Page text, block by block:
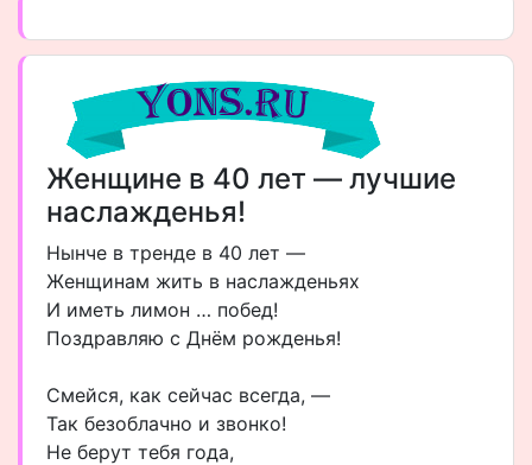
Женщине в 40 лет — лучшие
наслажденья!
Нынче в тренде в 40 лет —
Женщинам жить в наслажденьях
И иметь лимон … побед!
Поздравляю с Днём рожденья!
Смейся, как сейчас всегда, —
Так безоблачно и звонко!
Не берут тебя года,